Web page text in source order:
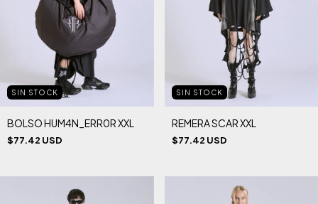
SIN STOCK
BOLSO HUM4N_ERR0R XXL
$77.42 USD
SIN STOCK
REMERA SCAR XXL
$77.42 USD